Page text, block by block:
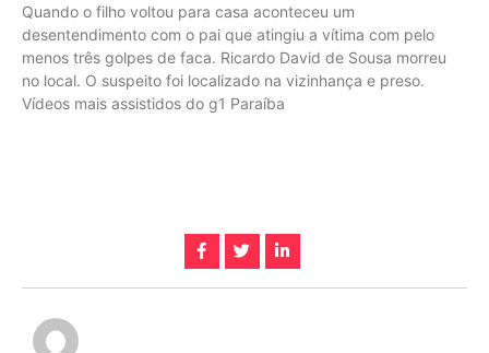
Quando o filho voltou para casa aconteceu um
desentendimento com o pai que atingiu a vítima com pelo
menos três golpes de faca. Ricardo David de Sousa morreu
no local. O suspeito foi localizado na vizinhança e preso.
Vídeos mais assistidos do g1 Paraíba